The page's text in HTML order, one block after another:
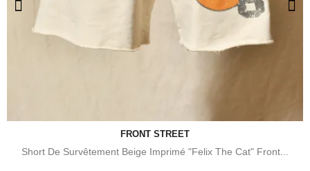
FRONT STREET
Short De Survêtement Beige Imprimé "Felix The Cat" Front...